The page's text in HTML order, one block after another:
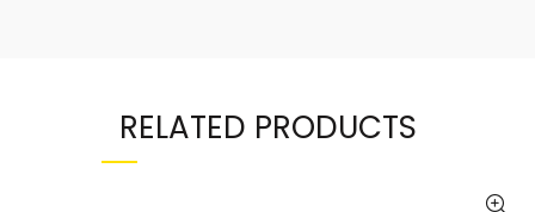
RELATED PRODUCTS